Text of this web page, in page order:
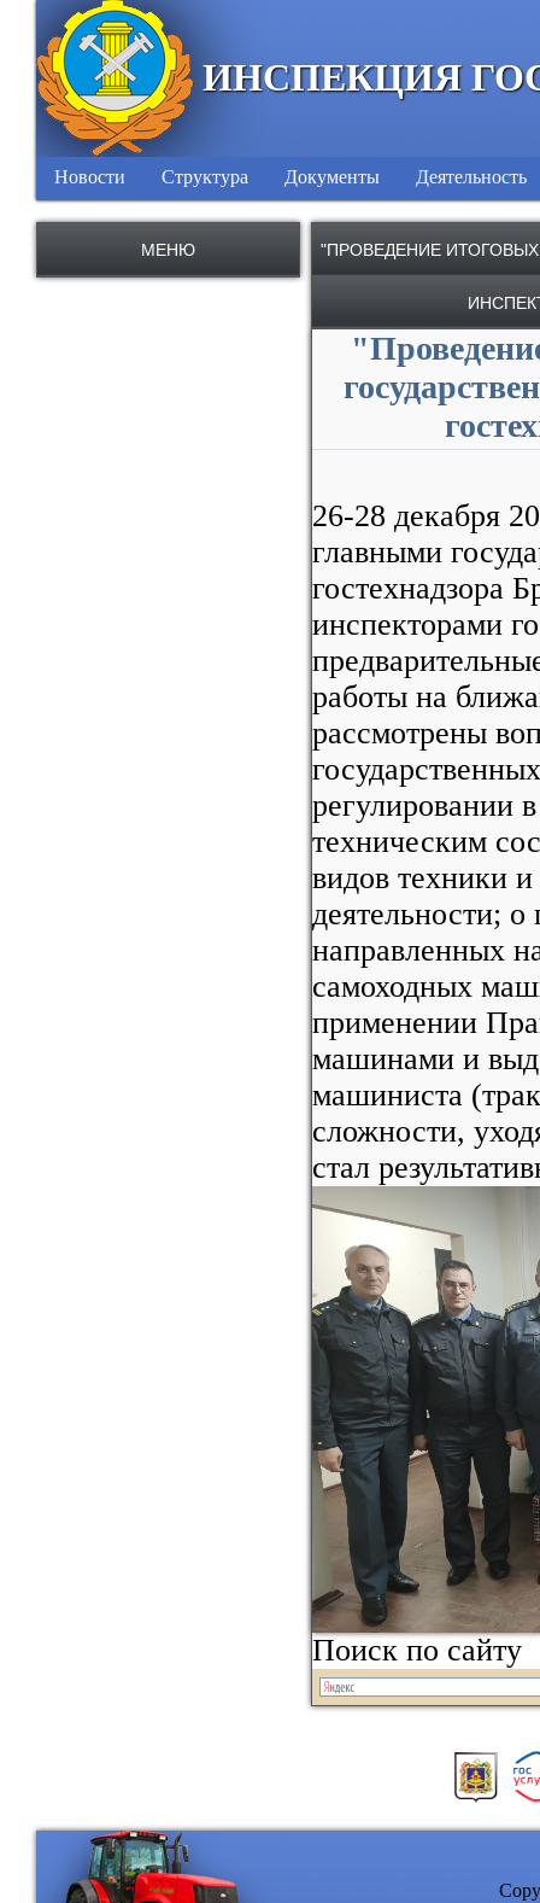
ИНСПЕКЦИЯ
Новости Структура Документы Деятельность
МЕНЮ "ПРОВЕДЕНИЕ
26-28 декабря
главными
гостехнадзора
инспекторами
работы на
рассмотрены
регулировании
техническим
видов техники
деятельности;
направленных
самоходных
применении
машинами и
машиниста
сложности,
стал
Поиск по сайту